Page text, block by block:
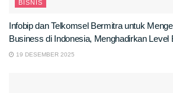
BISNIS
Infobip dan Telkomsel Bermitra untuk
Business di Indonesia, Menghadirkan Level
19 DESEMBER 2025